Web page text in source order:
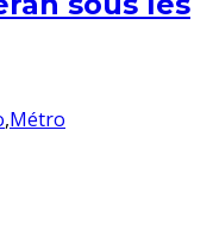
,Métro